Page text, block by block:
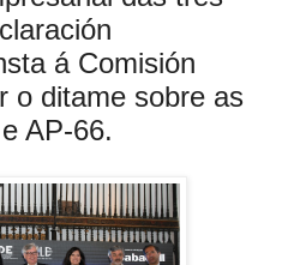
á Comisión
o ditame sobre as
AP-66.